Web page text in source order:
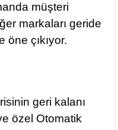
müşteri
markaları geride
öne çıkıyor.
geri kalanı
özel Otomatik